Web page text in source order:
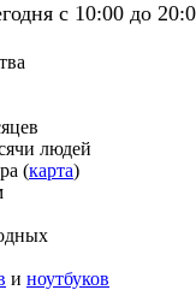
с 10:00 до
людей
(карта)
и ноутбуков